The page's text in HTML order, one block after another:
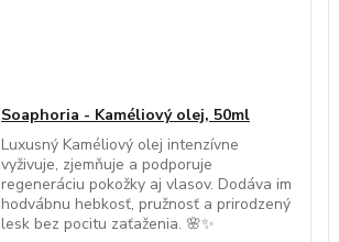
Soaphoria - Kaméliový olej, 50ml
Luxusný Kaméliový olej intenzívne
vyživuje, zjemňuje a podporuje
regeneráciu pokožky aj vlasov. Dodáva im
hodvábnu hebkosť, pružnosť a prirodzený
lesk bez pocitu zaťaženia. 🌸✨